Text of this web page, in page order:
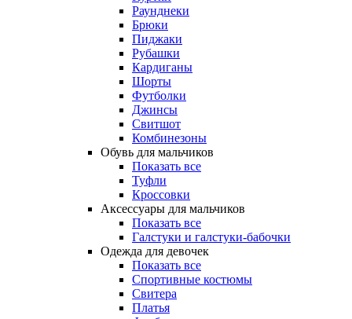
Раунднеки
Брюки
Пиджаки
Рубашки
Кардиганы
Шорты
Футболки
Джинсы
Свитшот
Комбинезоны
Обувь для мальчиков
Показать все
Туфли
Кроссовки
Аксессуары для мальчиков
Показать все
Галстуки и галстуки-бабочки
Одежда для девочек
Показать все
Спортивные костюмы
Свитера
Платья